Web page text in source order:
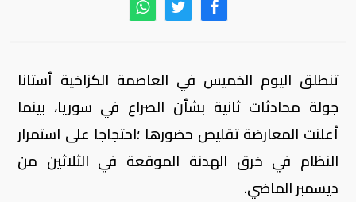
تنطلق اليوم الخميس في العاصمة الكزاخية أستانا
جولة محادثات ثانية بشأن الصراع في سوريا، بينما
أعلنت المعارضة تقليص حضورها ؛احتجاجا على استمرار
النظام في خرق الهدنة الموقعة في الثلاثين من
ديسمبر الماضي.